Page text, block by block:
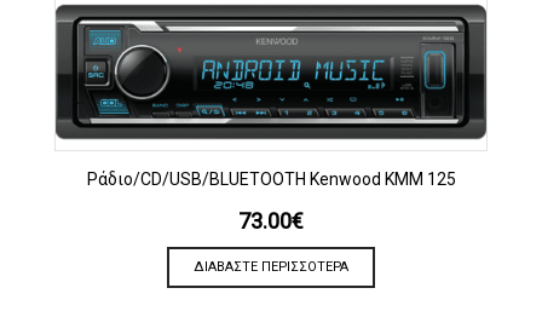
Ράδιο/CD/USB/BLUETOOTH Kenwood KMM 125
73.00€
ΔΙΑΒΆΣΤΕ ΠΕΡΙΣΣΌΤΕΡΑ